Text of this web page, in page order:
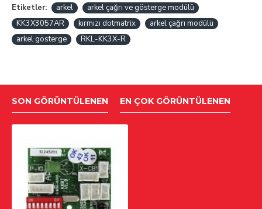
Etiketler: arkel
arkel çağrı ve gösterge modülü
KK3X3057AR
kırmızı dotmatrix
arkel çağrı modülü
arkel gösterge
RKL-KK3X-R
SON GÖRÜNTÜLENEN EN ÇOK GÖRÜNTÜLENEN